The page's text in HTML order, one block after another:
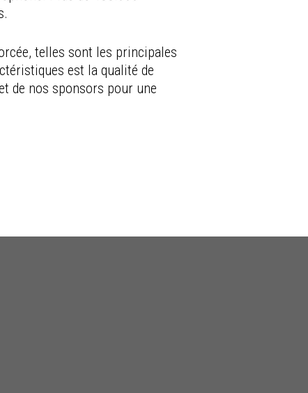
telles sont les principales
est la qualité de
de nos sponsors pour une